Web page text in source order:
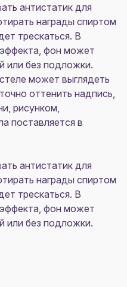
антистатик для
награды спиртом
трескаться. В
фон может
или без подложки.
может выглядеть
оттенить надпись,
рисунком,
поставляется в
антистатик для
награды спиртом
трескаться. В
фон может
или без подложки.